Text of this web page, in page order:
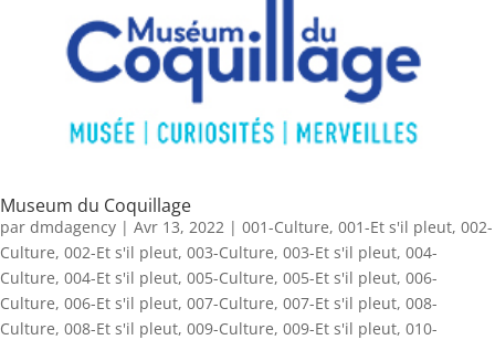
Museum du Coquillage
par dmdagency | Avr 13, 2022 | 001-Culture, 001-Et s'il pleut, 002-
Culture, 002-Et s'il pleut, 003-Culture, 003-Et s'il pleut, 004-
Culture, 004-Et s'il pleut, 005-Culture, 005-Et s'il pleut, 006-
Culture, 006-Et s'il pleut, 007-Culture, 007-Et s'il pleut, 008-
Culture, 008-Et s'il pleut, 009-Culture, 009-Et s'il pleut, 010-